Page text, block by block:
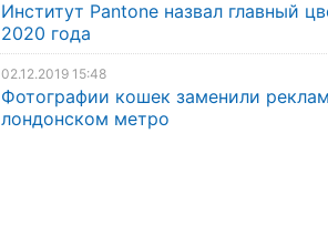
Институт Pantone назвал главный
2020 года
02.12.2019 15:48
Фотографии кошек заменили
лондонском метро